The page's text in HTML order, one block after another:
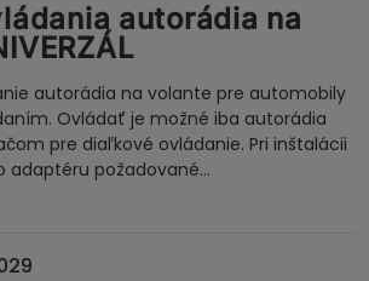
autorádia na
autorádia na volante pre automobily
Ovládať je možné iba autorádia
pre diaľkové ovládanie. Pri inštalácii
adaptéru požadované…